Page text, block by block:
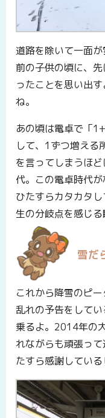
道路を除いて一面
前の子供の頃に、
ったことを思い出
ね。
あの頃は電卓で「
して、1ずつ増える
を言ってしまうほ
代。この電卓時代
ひたすらカタカタ
生の分岐点を感じる
雪だ
これから降雪のピ
乱れの予告をして
乗るよ。2014年の
れながらも頑張っ
たすら感謝している